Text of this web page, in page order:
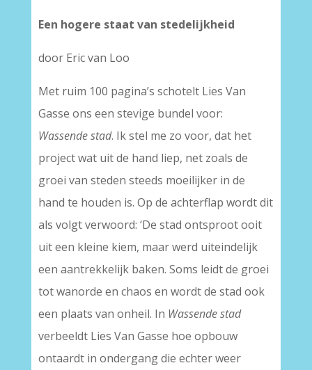
Een hogere staat van stedelijkheid
door Eric van Loo
Met ruim 100 pagina’s schotelt Lies Van
Gasse ons een stevige bundel voor:
Wassende stad. Ik stel me zo voor, dat het
project wat uit de hand liep, net zoals de
groei van steden steeds moeilijker in de
hand te houden is. Op de achterflap wordt dit
als volgt verwoord: ‘De stad ontsproot ooit
uit een kleine kiem, maar werd uiteindelijk
een aantrekkelijk baken. Soms leidt de groei
tot wanorde en chaos en wordt de stad ook
een plaats van onheil. In Wassende stad
verbeeldt Lies Van Gasse hoe opbouw
ontaardt in ondergang die echter weer